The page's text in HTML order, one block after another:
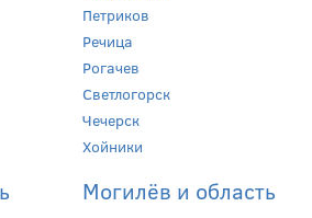
Петриков
Речица
Рогачев
Светлогорск
Чечерск
Хойники
Могилёв и область